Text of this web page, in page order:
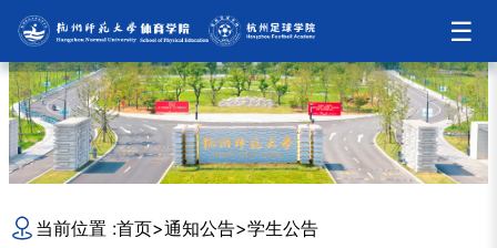
☰
当前位置 :首页>通知公告>学生公告